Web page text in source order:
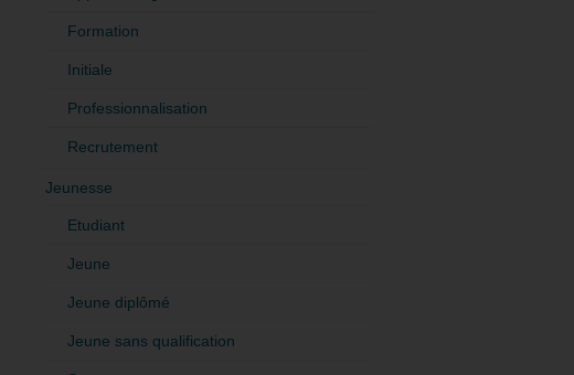
Formation
Initiale
Professionnalisation
Recrutement
Jeunesse
Etudiant
Jeune
Jeune diplômé
Jeune sans qualification